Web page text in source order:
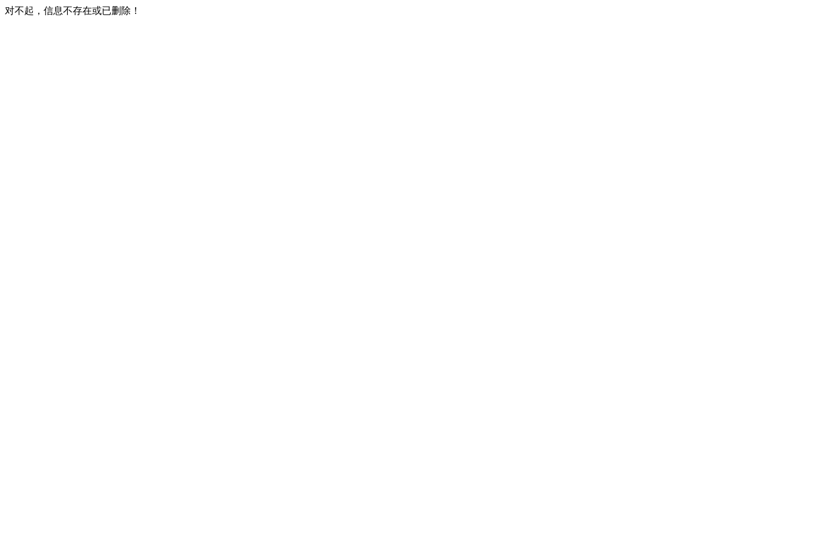
对不起，信息不存在或已删除！